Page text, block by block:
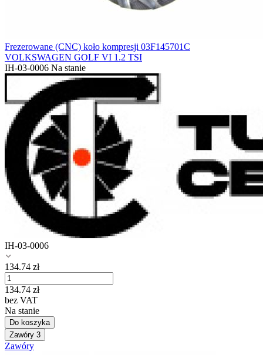
Frezerowane (CNC) koło kompresji 03F145701C
VOLKSWAGEN GOLF VI 1.2 TSI
IH-03-0006 Na stanie
IH-03-0006
134.74 zł
134.74 zł
bez VAT
Na stanie
Do koszyka
Zawóry 3
Zawóry